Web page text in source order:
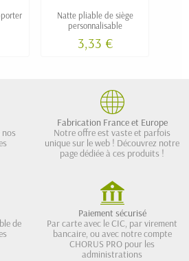
Natte pliable de siège
personnalisable
3,33 €
Fabrication France et Europe
Notre offre est vaste et parfois
unique sur le web ! Découvrez notre
page dédiée à ces produits !
de
Paiement sécurisé
Par carte avec le CIC, par virement
bancaire, ou avec notre compte
CHORUS PRO pour les
administrations